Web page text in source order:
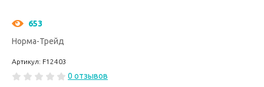
653
Норма-Трейд
Артикул: F12403
0 отзывов